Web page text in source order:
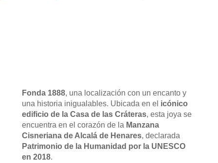
Fonda 1888, una localización con un encanto y
una historia inigualables. Ubicada en el icónico
edificio de la Casa de las Cráteras, esta joya se
encuentra en el corazón de la Manzana
Cisneriana de Alcalá de Henares, declarada
Patrimonio de la Humanidad por la UNESCO
en 2018.